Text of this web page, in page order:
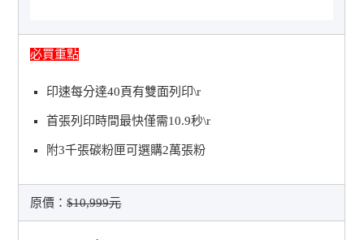
必買重點
印速每分達40頁有雙面列印\r
首張列印時間最快僅需10.9秒\r
附3千張碳粉匣可選購2萬張粉
原價：$10,999元